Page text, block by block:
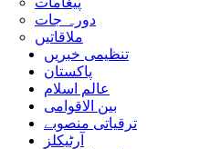
دورہ جات
ملاقاتیں
تنظیمی خبریں
پاکستان
عالم اسلام
بین الاقوامی
ترقیاتی منصوبے
آرٹیکلز